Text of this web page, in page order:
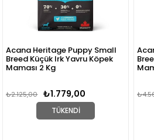
TÜKENDI
Acana Heritage Puppy Small
Breed Küçük Irk Yavru Köpek
Maması 2 Kg
₺1.779,00
₺2.125,00